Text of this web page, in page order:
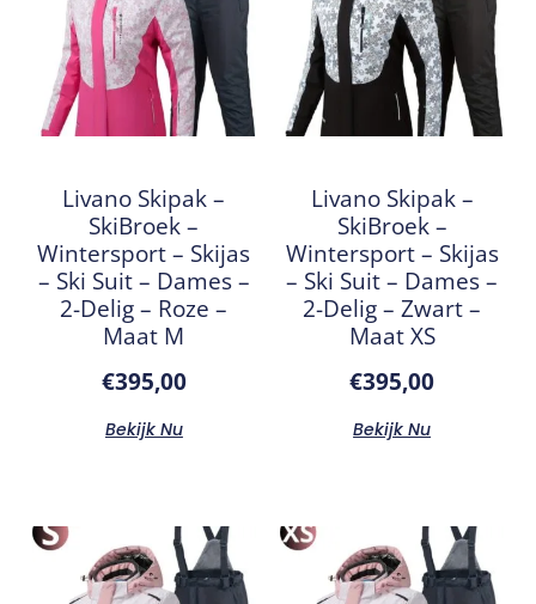
Livano Skipak –
SkiBroek –
Wintersport – Skijas
– Ski Suit – Dames –
2-Delig – Roze –
Maat M
€395,00
Bekijk Nu
Livano Skipak –
SkiBroek –
Wintersport – Skijas
– Ski Suit – Dames –
2-Delig – Zwart –
Maat XS
€395,00
Bekijk Nu